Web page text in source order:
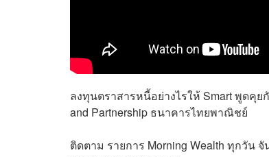
ลงทุนตราสารหนี้อย่างไรให้ Smart พูดคุย
and Partnership ธนาคารไทยพาณิชย์
ติดตาม รายการ Morning Wealth ทุกวัน จั